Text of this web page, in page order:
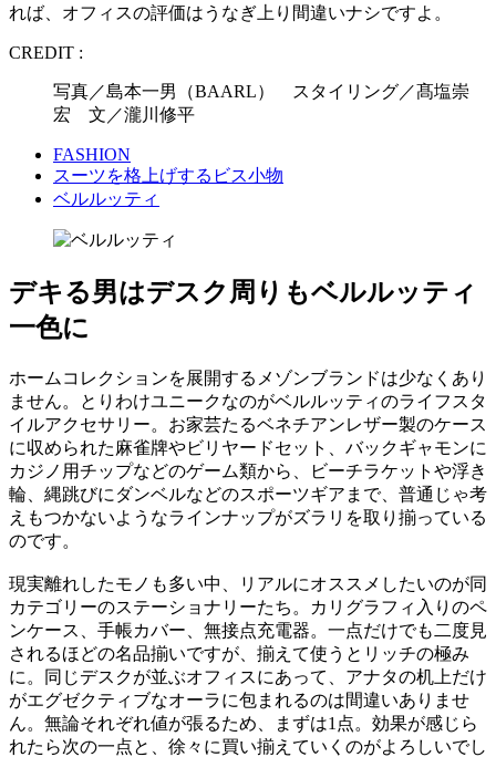
れば、オフィスの評価はうなぎ上り間違いナシですよ。
CREDIT :
写真／島本一男（BAARL） スタイリング／髙塩崇
宏 文／瀧川修平
FASHION
スーツを格上げするビス小物
ベルルッティ
デキる男はデスク周りもベルルッティ
一色に
ホームコレクションを展開するメゾンブランドは少なくあり
ません。とりわけユニークなのがベルルッティのライフスタ
イルアクセサリー。お家芸たるベネチアンレザー製のケース
に収められた麻雀牌やビリヤードセット、バックギャモンに
カジノ用チップなどのゲーム類から、ビーチラケットや浮き
輪、縄跳びにダンベルなどのスポーツギアまで、普通じゃ考
えもつかないようなラインナップがズラリを取り揃っている
のです。
現実離れしたモノも多い中、リアルにオススメしたいのが同
カテゴリーのステーショナリーたち。カリグラフィ入りのペ
ンケース、手帳カバー、無接点充電器。一点だけでも二度見
されるほどの名品揃いですが、揃えて使うとリッチの極み
に。同じデスクが並ぶオフィスにあって、アナタの机上だけ
がエグゼクティブなオーラに包まれるのは間違いありませ
ん。無論それぞれ値が張るため、まずは1点。効果が感じら
れたら次の一点と、徐々に買い揃えていくのがよろしいでし